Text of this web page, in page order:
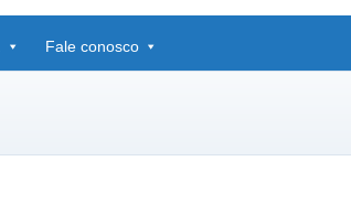
Fale conosco